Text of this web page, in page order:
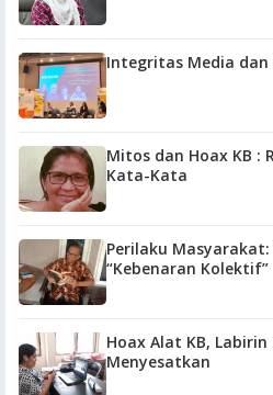
Integritas Media dan
Mitos dan Hoax KB : Rahim yang Dipenjara
Kata-Kata
Perilaku
“Kebenaran Kolektif”
Hoax Alat KB,
Menyesatkan